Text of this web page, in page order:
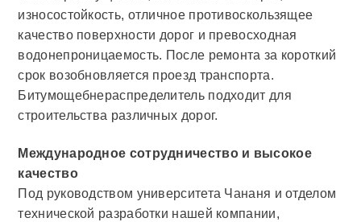
износостойкость, отличное противоскользящее
качество поверхности дорог и превосходная
водонепроницаемость. После ремонта за короткий
срок возобновляется проезд транспорта.
Битумощебнераспределитель подходит для
строительства различных дорог.
Международное сотрудничество и высокое
качество
Под руководством университета Чананя и отделом
технической разработки нашей компании,